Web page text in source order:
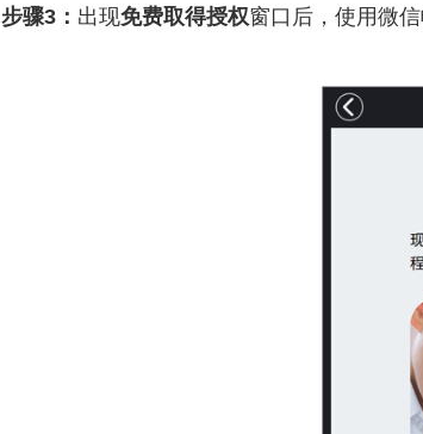
步骤3： 出现免费取得授权窗口后，使用微